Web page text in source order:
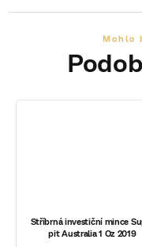
Stříbrná investiční mince
pit Australia 1 Oz 2019